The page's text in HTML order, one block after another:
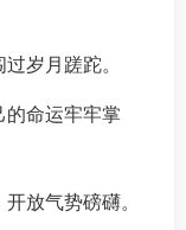
岁月蹉跎。
的命运牢牢掌
放气势磅礴。